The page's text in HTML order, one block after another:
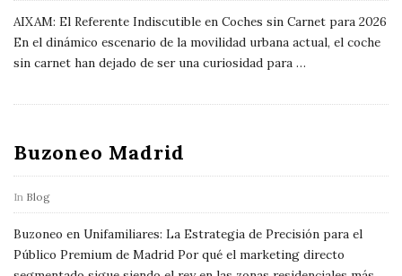
AIXAM: El Referente Indiscutible en Coches sin Carnet para 2026
En el dinámico escenario de la movilidad urbana actual, el coche
sin carnet han dejado de ser una curiosidad para …
Buzoneo Madrid
In Blog
Buzoneo en Unifamiliares: La Estrategia de Precisión para el
Público Premium de Madrid Por qué el marketing directo